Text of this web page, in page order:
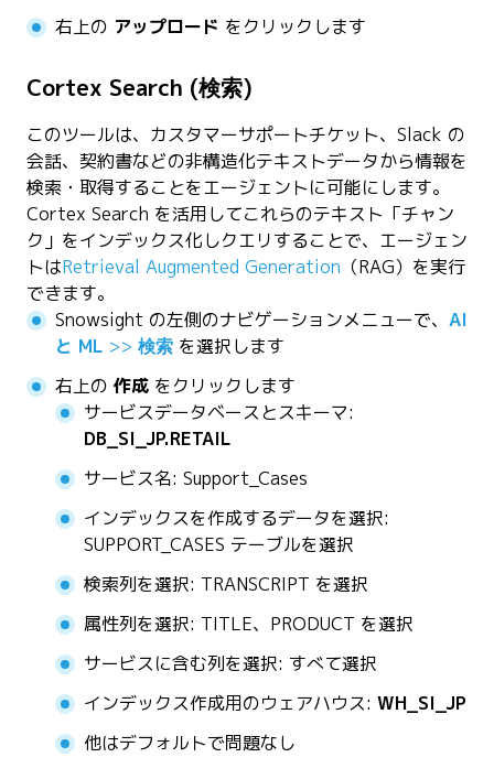
右上の アップロード をクリックします
Cortex Search (検索)
このツールは、カスタマーサポートチケット、Slack の
会話、契約書などの非構造化テキストデータから情報を
検索・取得することをエージェントに可能にします。
Cortex Search を活用してこれらのテキスト「チャン
ク」をインデックス化しクエリすることで、エージェン
トはRetrieval Augmented Generation （RAG）を実行
できます。
Snowsight の左側のナビゲーションメニューで、 AI
と ML >> 検索 を選択します
右上の 作成 をクリックします
サービスデータベースとスキーマ:
DB_SI_JP.RETAIL
サービス名: Support_Cases
インデックスを作成するデータを選択:
SUPPORT_CASES テーブルを選択
検索列を選択: TRANSCRIPT を選択
属性列を選択: TITLE、PRODUCT を選択
サービスに含む列を選択: すべて選択
インデックス作成用のウェアハウス: WH_SI_JP
他はデフォルトで問題なし